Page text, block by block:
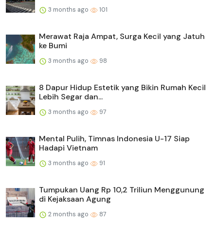
3 months ago 101
Merawat Raja Ampat, Surga Kecil yang Jatuh
ke Bumi
3 months ago 98
8 Dapur Hidup Estetik yang Bikin Rumah Kecil
Lebih Segar dan...
3 months ago 97
Mental Pulih, Timnas Indonesia U-17 Siap
Hadapi Vietnam
3 months ago 91
Tumpukan Uang Rp 10,2 Triliun Menggunung
di Kejaksaan Agung
2 months ago 87